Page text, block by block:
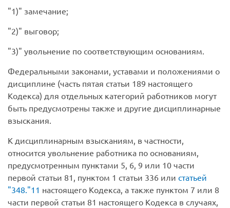
1)
замечание;
2)
выговор;
3) увольнение по соответствующим основаниям.
Федеральными законами, уставами и положениями о
дисциплине (часть пятая статьи 189 настоящего
Кодекса) для отдельных категорий работников могут
быть предусмотрены также и другие дисциплинарные
взыскания.
К дисциплинарным взысканиям, в частности,
относится увольнение работника по основаниям,
предусмотренным пунктами 5, 6, 9 или 10 части
первой статьи 81, пунктом 1 статьи 336 или статьей
348. 11 настоящего Кодекса, а также пунктом 7 или 8
части первой статьи 81 настоящего Кодекса в случаях,